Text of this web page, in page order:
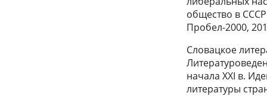
общество в
Пробел-2000,
Словацкое
начала XXI в.
литературы